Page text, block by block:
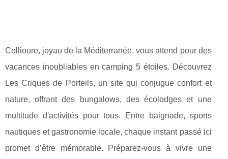
Collioure, joyau de la Méditerranée, vous attend pour des
vacances inoubliables en camping 5 étoiles. Découvrez
Les Criques de Porteils, un site qui conjugue confort et
nature, offrant des bungalows, des écolodges et une
multitude d'activités pour tous. Entre baignade, sports
nautiques et gastronomie locale, chaque instant passé ici
promet d’être mémorable. Préparez-vous à vivre une